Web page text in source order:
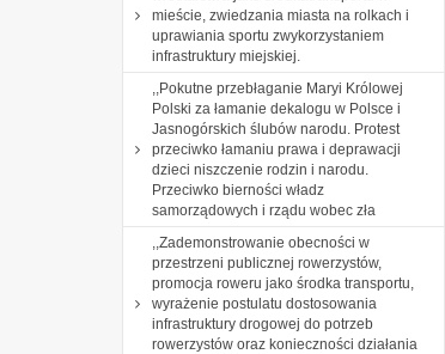
mieście, zwiedzania miasta na rolkach i
uprawiania sportu zwykorzystaniem
infrastruktury miejskiej.
,,Pokutne przebłaganie Maryi Królowej
Polski za łamanie dekalogu w Polsce i
Jasnogórskich ślubów narodu. Protest
przeciwko łamaniu prawa i deprawacji
dzieci niszczenie rodzin i narodu.
Przeciwko bierności władz
samorządowych i rządu wobec zła
,,Zademonstrowanie obecności w
przestrzeni publicznej rowerzystów,
promocja roweru jako środka transportu,
wyrażenie postulatu dostosowania
infrastruktury drogowej do potrzeb
rowerzystów oraz konieczności działania